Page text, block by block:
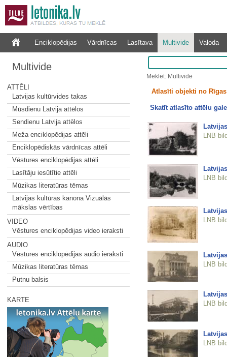
Enciklopēdijas Vārdnīcas Lasītava Multivide Valoda
Multivide
ATTĒLI
Latvijas kultūrvides takas
Mūsdienu Latvija attēlos
Sendienu Latvija attēlos
Meža enciklopēdijas attēli
Enciklopēdiskās vārdnīcas attēli
Vēstures enciklopēdijas attēli
Lasītāju iesūtītie attēli
Mūzikas literatūras tēmas
Latvijas kultūras kanona Vizuālās
mākslas vērtības
VIDEO
Vēstures enciklopēdijas video ieraksti
AUDIO
Vēstures enciklopēdijas audio ieraksti
Mūzikas literatūras tēmas
Putnu balsis
KARTE
Meklēt: Multivide
Atlasīti objekti no
Skatīt atlasīto attēlu
LNB
LNB
LNB
LNB
LNB
LNB